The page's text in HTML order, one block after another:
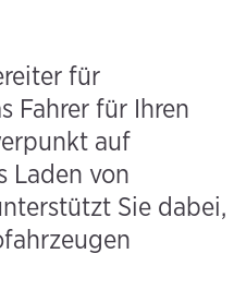
für
Fahrer für Ihren
auf
Laden von
Sie dabei,